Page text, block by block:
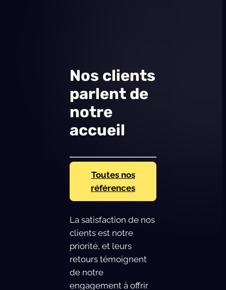
Nos clients
parlent de
notre
accueil
Toutes nos
références
La satisfaction de nos
clients est notre
priorité, et leurs
retours témoignent
de notre
engagement à offrir